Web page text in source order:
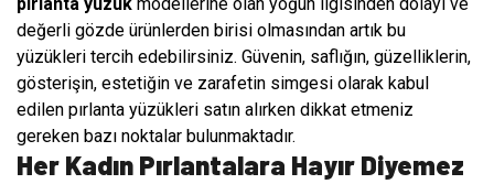
değerli gözde ürünlerden birisi olmasından artık bu
yüzükleri tercih edebilirsiniz. Güvenin, saflığın, güzelliklerin,
gösterişin, estetiğin ve zarafetin simgesi olarak kabul
edilen pırlanta yüzükleri satın alırken dikkat etmeniz
gereken bazı noktalar bulunmaktadır.
Her Kadın Pırlantalara Hayır Diyemez